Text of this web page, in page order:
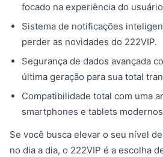
focado na experiência do
Sistema de notificações
perder as novidades do 222VIP.
Segurança de dados avançada
última geração para sua total
Compatibilidade total com uma
smartphones e tablets
Se você busca elevar o seu nível
no dia a dia, o 222VIP é a escolha